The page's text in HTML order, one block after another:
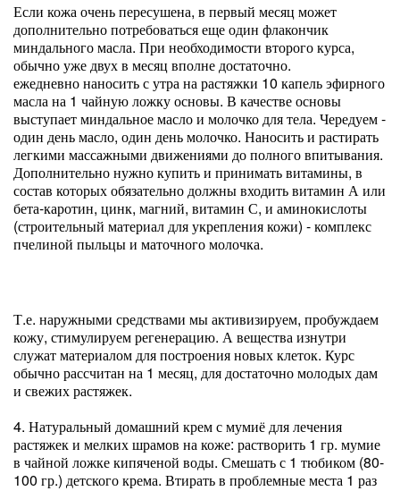
Если кожа очень пересушена, в первый месяц может
дополнительно потребоваться еще один флакончик
миндального масла. При необходимости второго курса,
обычно уже двух в месяц вполне достаточно.
ежедневно наносить с утра на растяжки 10 капель эфирного
масла на 1 чайную ложку основы. В качестве основы
выступает миндальное масло и молочко для тела. Чередуем -
один день масло, один день молочко. Наносить и растирать
легкими массажными движениями до полного впитывания.
Дополнительно нужно купить и принимать витамины, в
состав которых обязательно должны входить витамин А или
бета-каротин, цинк, магний, витамин С, и аминокислоты
(строительный материал для укрепления кожи) - комплекс
пчелиной пыльцы и маточного молочка.
Т.е. наружными средствами мы активизируем, пробуждаем
кожу, стимулируем регенерацию. А вещества изнутри
служат материалом для построения новых клеток. Курс
обычно рассчитан на 1 месяц, для достаточно молодых дам
и свежих растяжек.
4. Натуральный домашний крем с мумиё для лечения
растяжек и мелких шрамов на коже: растворить 1 гр. мумие
в чайной ложке кипяченой воды. Смешать с 1 тюбиком (80-
100 гр.) детского крема. Втирать в проблемные места 1 раз